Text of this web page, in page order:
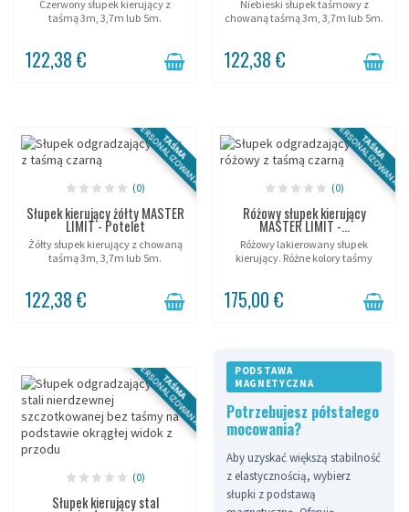
Czerwony słupek kierujący z
taśmą 3m, 3,7m lub 5m.
122,38 €
Niebieski słupek taśmowy z
chowaną taśmą 3m, 3,7m lub 5m.
122,38 €
TAŚMA
PERSONALIZOWANA
(0)
Słupek kierujący żółty MASTER
LIMIT - Potelet
Żółty słupek kierujący z chowaną
taśmą 3m, 3,7m lub 5m.
122,38 €
TAŚMA
PERSONALIZOWANA
(0)
Różowy słupek kierujący
MASTER LIMIT -...
Różowy lakierowany słupek
kierujący. Różne kolory taśmy
175,00 €
TAŚMA
PERSONALIZOWANA
(0)
Słupek kierujący stal
PODSTAWA
MAGNETYCZNA
Potrzebujesz półstałego
mocowania?
Aby uzyskać większą stabilność
z elastycznością, wybierz
słupki z podstawą